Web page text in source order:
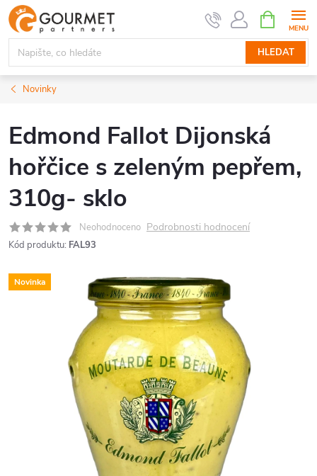
Přejít
na
obsah
HLEDAT
NÁKUPNÍ
KOŠÍK
Novinky
Edmond Fallot Dijonská
hořčice s zeleným pepřem,
310g- sklo
Neohodnoceno Podrobnosti hodnocení
Kód produktu: FAL93
Novinka